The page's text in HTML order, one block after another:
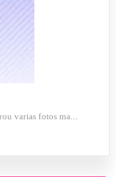
varias fotos ma...